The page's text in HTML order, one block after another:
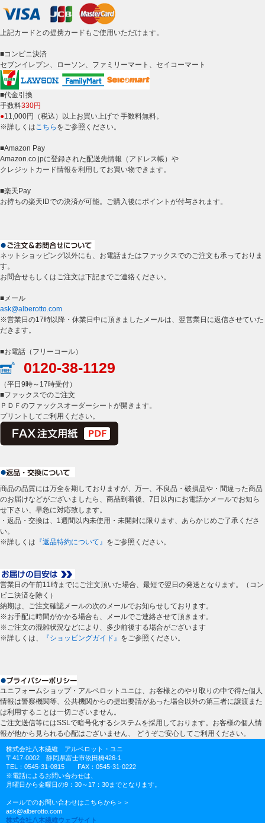
上記カードとの提携カードもご使用いただけます。
■コンビニ決済
セブンイレブン、ローソン、ファミリーマート、セイコーマート
■代金引換
手数料330円
●11,000円（税込）以上お買い上げで 手数料無料。
※詳しくはこちら をご参照ください。
■Amazon Pay
Amazon.co.jpに登録された配送先情報（アドレス帳）や
クレジットカード情報を利用してお買い物できます。
■楽天Pay
お持ちの楽天IDでの決済が可能。ご購入後にポイントが付与されます。
ネットショッピング以外にも、お電話またはファックスでのご注文も承っておりま
す。
お問合せもしくはご注文は下記までご連絡ください。
■メール
ask@alberotto.com
※営業日の17時以降・休業日中に頂きましたメールは、翌営業日に返信させていた
だきます。
■お電話（フリーコール）
0120-38-1129
（平日9時～17時受付）
■ファックスでのご注文
ＰＤＦのファックスオーダーシートが開きます。
プリントしてご利用ください。
商品の品質には万全を期しておりますが、万一、不良品・破損品や・間違った商品
のお届けなどがございましたら、商品到着後、7日以内にお電話かメールでお知ら
せ下さい、早急に対応致します。
・返品・交換は、1週間以内未使用・未開封に限ります、あらかじめご了承くださ
い。
※詳しくは 『返品特約について』 をご参照ください。
営業日の午前11時までにご注文頂いた場合、最短で翌日の発送となります。（コン
ビニ決済を除く）
納期は、ご注文確認メールの次のメールでお知らせしております。
※お手配に時間がかかる場合も、メールでご連絡させて頂きます。
※ご注文の混雑状況などにより、多少前後する場合がございます
※詳しくは、
『ショッピングガイド』 をご参照ください。
ユニフォームショップ・アルベロットユニは、お客様とのやり取りの中で得た個人
情報は警察機関等、公共機関からの提出要請があった場合以外の第三者に譲渡また
は利用することは一切ございません。
ご注文送信等にはSSLで暗号化するシステムを採用しております。お客様の個人情
報が他から見られる心配はございません、 どうぞご安心してご利用ください。
株式会社八木繊維 アルベロット・ユニ
〒417-0002 静岡県富士市依田橋426-1
TEL：0545-31-0815 FAX：0545-31-0222
※電話によるお問い合わせは、
月曜日から金曜日の9：30～17：30までとなります。
メールでのお問い合わせはこちらから＞＞
ask@alberotto.com
株式会社八木繊維ウェブサイト